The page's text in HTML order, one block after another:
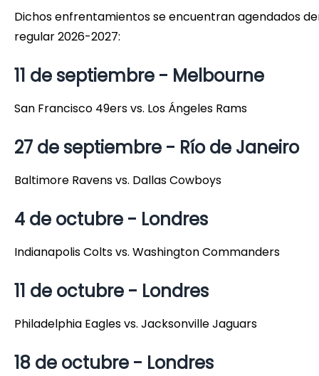
Dichos enfrentamientos se encuentran agendados
regular 2026-2027:
11 de septiembre - Melbourne
San Francisco 49ers vs. Los Ángeles Rams
27 de septiembre - Río de Janeiro
Baltimore Ravens vs. Dallas Cowboys
4 de octubre - Londres
Indianapolis Colts vs. Washington Commanders
11 de octubre - Londres
Philadelphia Eagles vs. Jacksonville Jaguars
18 de octubre - Londres